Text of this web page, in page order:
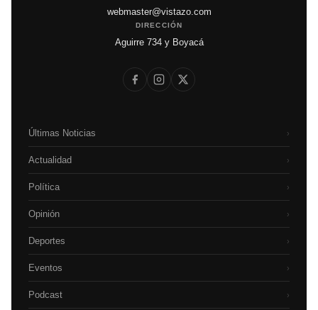
webmaster@vistazo.com
DIRECCIÓN
Aguirre 734 y Boyacá
Últimas Noticias ›
Actualidad ›
Política ›
Opinión ›
Deportes ›
Eventos ›
Podcast ›